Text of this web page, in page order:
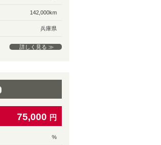
142,000km
兵庫県
詳しく見る ≫
75,000 円
%